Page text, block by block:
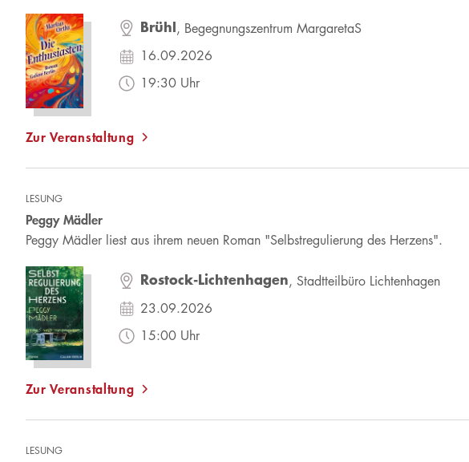
Brühl, Begegnungszentrum MargaretaS
16.09.2026
19:30 Uhr
Zur Veranstaltung
LESUNG
Peggy Mädler
Peggy Mädler liest aus ihrem neuen Roman "Selbstregulierung des Herzens".
Rostock-Lichtenhagen, Stadtteilbüro Lichtenhagen
23.09.2026
15:00 Uhr
Zur Veranstaltung
LESUNG